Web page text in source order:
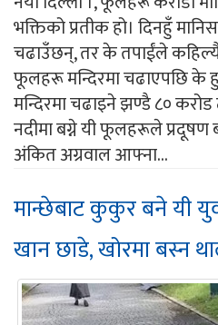
भक्तिको प्रतीक हो। दिनहुँ
चढाउँछन्, तर के तपाईंले
फूलहरू मन्दिरमा चढाएपछि के
मन्दिरमा चढाइने झण्डै ८०
नदीमा बग्ने यी फूलहरूले
अंकित अग्रवाल आफ्ना...
मान्छेबाट कुकुर बने यी
खान छाडे, खोरमा बस्न